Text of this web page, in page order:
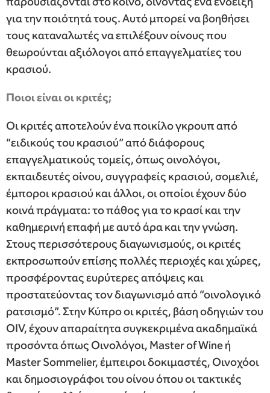
για την ποιότητά τους. Αυτό μπορεί να βοηθήσει
τους καταναλωτές να επιλέξουν οίνους που
θεωρούνται αξιόλογοι από επαγγελματίες του
κρασιού.
Ποιοι είναι οι κριτές;
Οι κριτές αποτελούν ένα ποικίλο γκρουπ από
“ειδικούς του κρασιού” από διάφορους
επαγγελματικούς τομείς, όπως οινολόγοι,
εκπαιδευτές οίνου, συγγραφείς κρασιού, σομελιέ,
έμποροι κρασιού και άλλοι, οι οποίοι έχουν δύο
κοινά πράγματα: το πάθος για το κρασί και την
καθημερινή επαφή με αυτό άρα και την γνώση.
Στους περισσότερους διαγωνισμούς, οι κριτές
εκπροσωπούν επίσης πολλές περιοχές και χώρες,
προσφέροντας ευρύτερες απόψεις και
προστατεύοντας τον διαγωνισμό από “οινολογικό
ρατσισμό”. Στην Κύπρο οι κριτές, βάση οδηγιών του
OIV, έχουν απαραίτητα συγκεκριμένα ακαδημαϊκά
προσόντα όπως Οινολόγοι, Master of Wine ή
Master Sommelier, έμπειροι δοκιμαστές, Οινοχόοι
και δημοσιογράφοι του οίνου όπου οι τακτικές